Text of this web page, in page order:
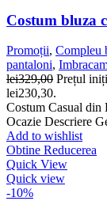
Costum bluza
Promoții, Compleu
pantaloni,
lei329,00 Prețul
lei230,30.
Costum Casual din
Ocazie Descriere
Add to wishlist
Obtine Reducerea
Quick View
Quick view
-10%